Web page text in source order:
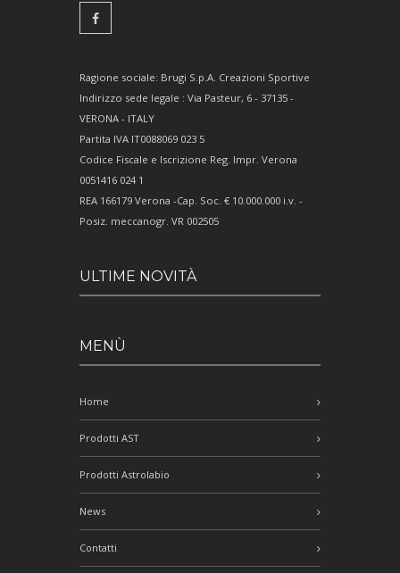
Ragione sociale: Brugi S.p.A. Creazioni Sportive
Indirizzo sede legale : Via Pasteur, 6 - 37135 -
VERONA - ITALY
Partita IVA IT0088069 023 5
Codice Fiscale e Iscrizione Reg. Impr. Verona
0051416 024 1
REA 166179 Verona -Cap. Soc. € 10.000.000 i.v. -
Posiz. meccanogr. VR 002505
ULTIME NOVITÀ
MENÙ
Home
Prodotti AST
Prodotti Astrolabio
News
Contatti